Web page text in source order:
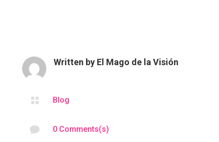
Written by El Mago de la Visión
 Blog
 0 Comments(s)